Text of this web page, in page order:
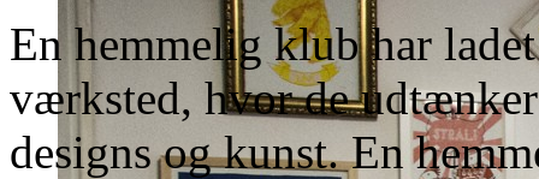
En hemmelig klub har
værksted, hvor de
designs og kunst. En